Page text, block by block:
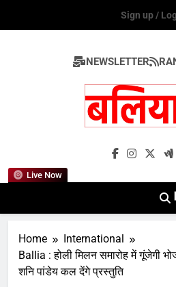
Sign up /
NEWSLETTER
Live Now
Ballia
Home
International
Ballia : होली मिलन समारोह में गूंजेगी
शनि पांडेय कल देंगे प्रस्तुति